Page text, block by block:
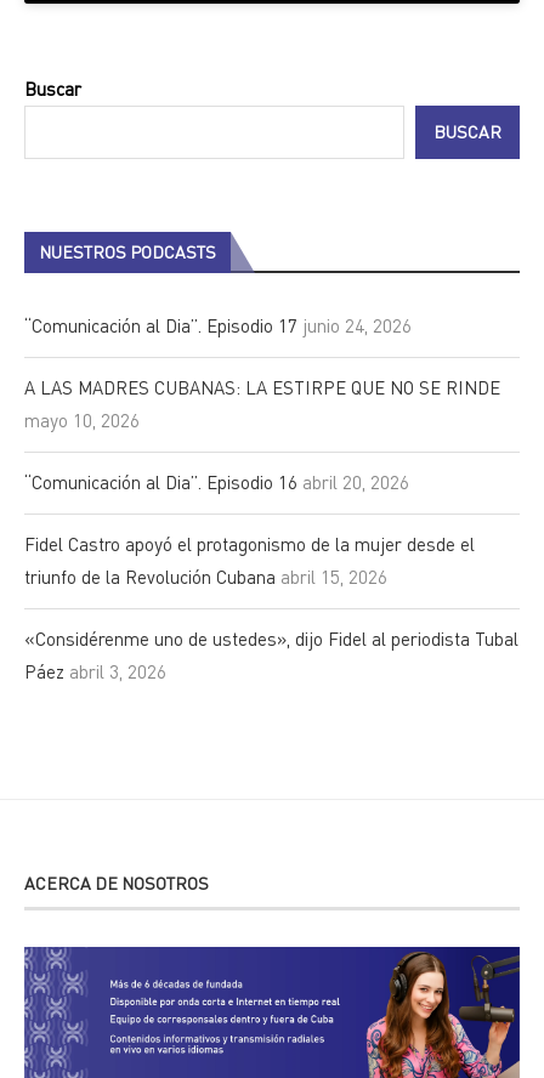
Buscar
BUSCAR
NUESTROS PODCASTS
“Comunicación al Dia”. Episodio 17 junio 24, 2026
A LAS MADRES CUBANAS: LA ESTIRPE QUE NO SE RINDE
mayo 10, 2026
“Comunicación al Dia”. Episodio 16 abril 20, 2026
Fidel Castro apoyó el protagonismo de la mujer desde el
triunfo de la Revolución Cubana abril 15, 2026
«Considérenme uno de ustedes», dijo Fidel al periodista Tubal
Páez abril 3, 2026
ACERCA DE NOSOTROS